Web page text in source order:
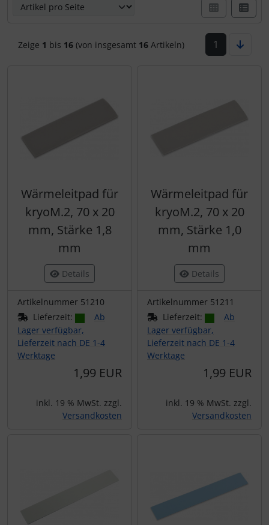
Zeige 1 bis 16(von insgesamt 16Artikeln) 1
Wärmeleitpad für
kryoM.2, 70 x 20
mm, Stärke 1,8
mm
Details
Artikelnummer 51210
Lieferzeit:
Ab
Lager verfügbar,
Lieferzeit nach DE 1-4
Werktage
1,99 EUR
inkl. 19 % MwSt. zzgl.
Versandkosten
Wärmeleitpad für
kryoM.2, 70 x 20
mm, Stärke 1,0
mm
Details
Artikelnummer 51211
Lieferzeit:
Ab
Lager verfügbar,
Lieferzeit nach DE 1-4
Werktage
1,99 EUR
inkl. 19 % MwSt. zzgl.
Versandkosten